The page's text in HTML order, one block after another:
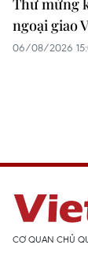
Thư mừng
ngoại giao
06/08/2026
CƠ QUAN CHỦ